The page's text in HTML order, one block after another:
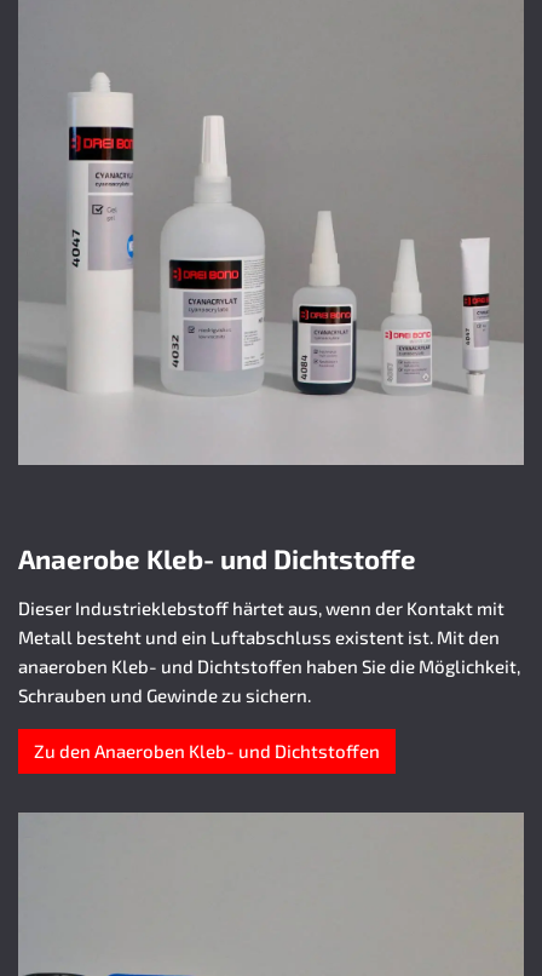
Anaerobe Kleb- und Dichtstoffe
Dieser Industrieklebstoff härtet aus, wenn der Kontakt mit
Metall besteht und ein Luftabschluss existent ist. Mit den
anaeroben Kleb- und Dichtstoffen haben Sie die Möglichkeit,
Schrauben und Gewinde zu sichern.
Zu den Anaeroben Kleb- und Dichtstoffen